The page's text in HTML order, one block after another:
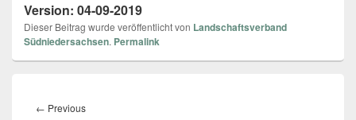
Version: 04-09-2019
Dieser Beitrag wurde veröffentlicht von Landschaftsverband
Südniedersachsen. Permalink
← Previous